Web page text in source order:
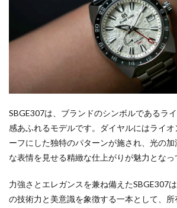
SBGE307は、ブランドのシンボルであるラ
感あふれるモデルです。ダイヤルにはライ
ーフにした独特のパターンが施され、光の加
な表情を見せる精緻な仕上がりが魅力となっ
力強さとエレガンスを兼ね備えたSBGE307
の技術力と美意識を象徴する一本として、